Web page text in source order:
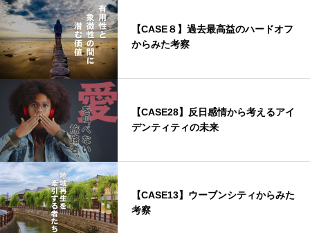
【CASE８】過去最高益のハードオフ
からみた考察
【CASE28】反日感情から考えるアイ
デンティティの未来
【CASE13】ウーブンシティからみた
考察